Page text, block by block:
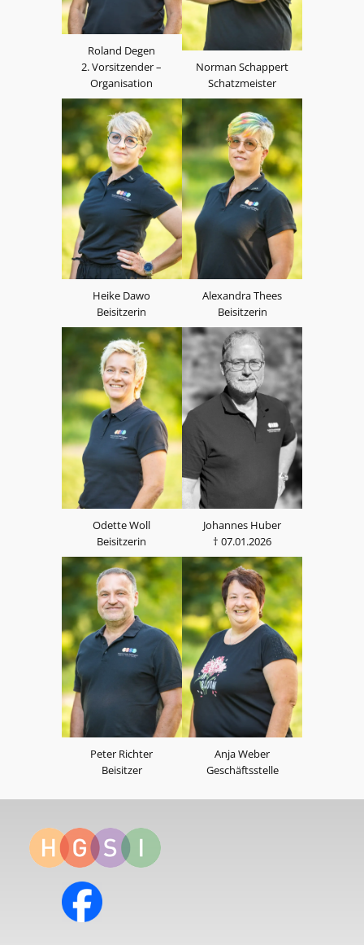
Roland Degen
2. Vorsitzender –
Organisation
Norman Schappert
Schatzmeister
Heike Dawo
Beisitzerin
Alexandra Thees
Beisitzerin
Odette Woll
Beisitzerin
Johannes Huber
† 07.01.2026
Peter Richter
Beisitzer
Anja Weber
Geschäftsstelle